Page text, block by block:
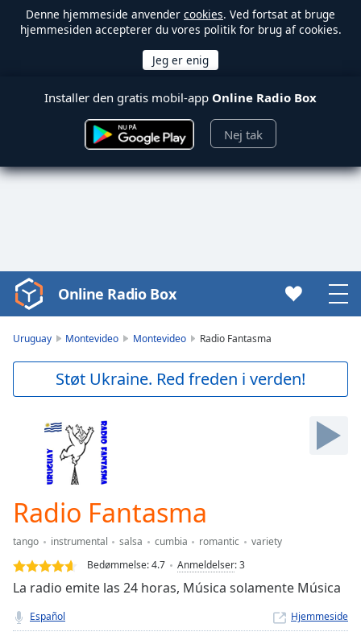
Denne hjemmeside anvender cookies. Ved fortsat at bruge
hjemmesiden accepterer du vores politik for brug af cookies.
Installer den gratis mobil-app Online Radio Box
Nej tak
Video
Player
Backward
Current
Time0:00
Duration
Loaded:
0.00%
TypeLIVE
Online Radio Box
Uruguay Montevideo Montevideo Radio Fantasma
Støt Ukraine. Red freden i verden!
Radio Fantasma
tango instrumental salsa cumbia romantic
variety
Bedømmelse:4.7 Anmeldelser:3
La radio emite las 24 horas, Música solamente Música
Español Hjemmeside